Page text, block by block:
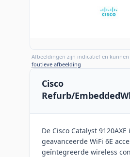
Afbeeldingen zijn indicatief en kunnen
foutieve afbeelding
Cisco
Refurb/
De Cisco Catalyst 9120AXE
geavanceerde WiFi 6E
geïntegreerde wireless